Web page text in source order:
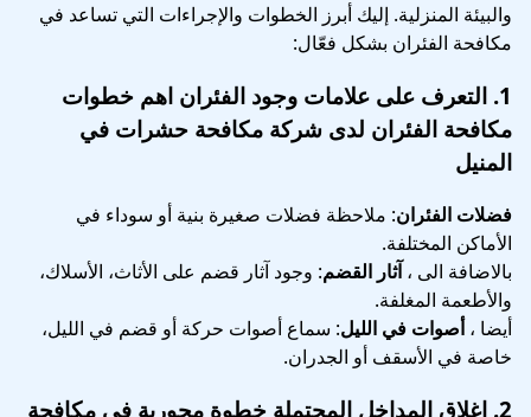
والبيئة المنزلية. إليك أبرز الخطوات والإجراءات التي تساعد في
مكافحة الفئران بشكل فعّال:
1. التعرف على علامات وجود الفئران اهم خطوات
مكافحة الفئران لدى شركة مكافحة حشرات في
المنيل
فضلات الفئران: ملاحظة فضلات صغيرة بنية أو سوداء في
الأماكن المختلفة.
بالاضافة الى ، آثار القضم: وجود آثار قضم على الأثاث، الأسلاك،
والأطعمة المغلفة.
أيضا ،أصوات في الليل: سماع أصوات حركة أو قضم في الليل،
خاصة في الأسقف أو الجدران.
2. إغلاق المداخل المحتملة خطوة محورية في مكافحة